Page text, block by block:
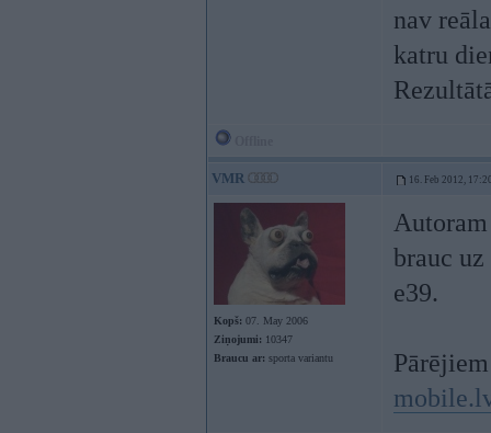
nav
katru
VMR 16. Feb 2012,
Kopš: 07. May 2006
Ziņojumi: 10347
Braucu ar: sporta variantu
brauc
e39.